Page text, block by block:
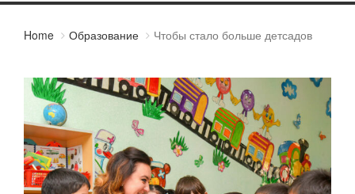
Home Образование Чтобы стало больше детсадов